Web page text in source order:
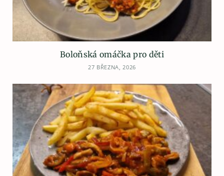
Boloňská omáčka pro děti
27 BŘEZNA, 2026